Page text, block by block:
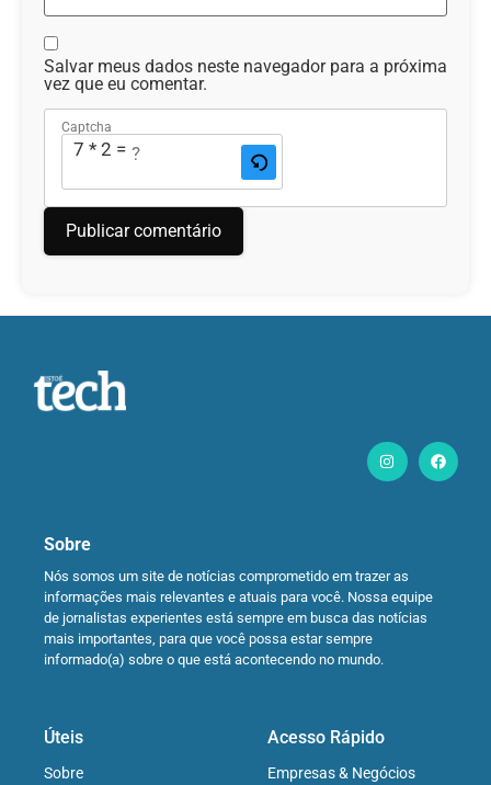
Salvar meus dados neste navegador para a próxima
vez que eu comentar.
Captcha
7 * 2 = ?
Sobre
Nós somos um site de notícias comprometido em trazer as
informações mais relevantes e atuais para você. Nossa equipe
de jornalistas experientes está sempre em busca das notícias
mais importantes, para que você possa estar sempre
informado(a) sobre o que está acontecendo no mundo.
Úteis
Sobre
Acesso Rápido
Empresas & Negócios